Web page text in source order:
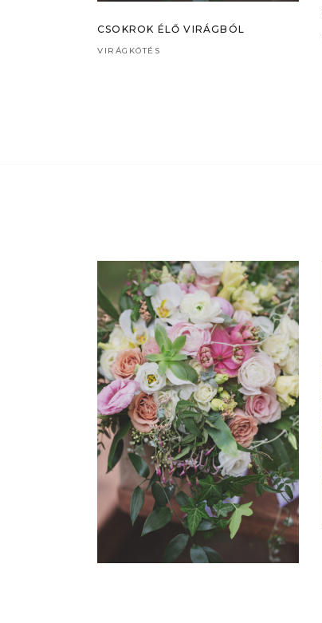
CSOKROK ÉLŐ VIRÁGBÓL
VIRÁGKÖTÉS
CSOKROK ÉLŐ VIRÁGBÓL
VIRÁGKÖTÉS